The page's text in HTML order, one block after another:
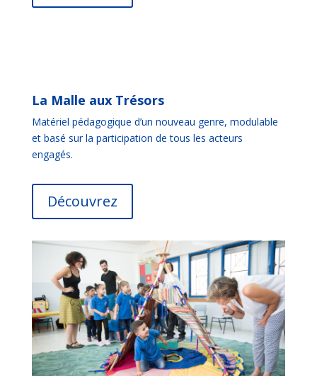
La Malle aux Trésors
Matériel pédagogique d’un nouveau genre, modulable
et basé sur la participation de tous les acteurs
engagés.
Découvrez